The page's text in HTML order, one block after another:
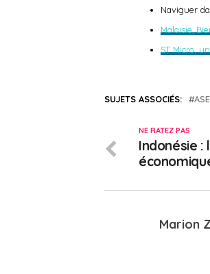
Naviguer
Malaisie,
ST Micro,
SUJETS ASSOCIÉS:
NE RATEZ PAS
Indonésie :
Marion